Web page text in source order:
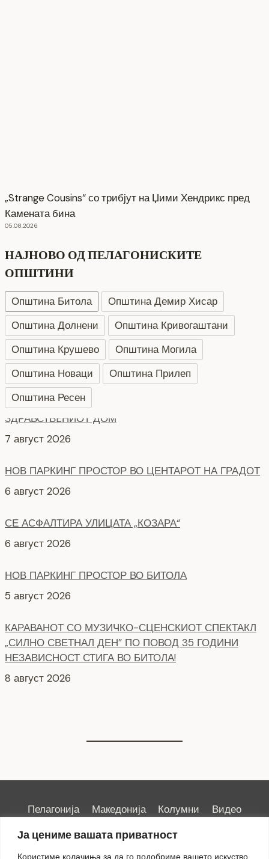
Ја цениме вашата приватност
Користиме колачиња за да го подобриме вашето искуство
„Strange Cousins“ со трибјут на Џими Хендрикс пред
Камената бина
05.08.2026
НАЈНОВО ОД ПЕЛАГОНИСКИТЕ
ОПШТИНИ
Општина Битола
Општина Демир Хисар
Општина Долнени
Општина Кривогаштани
Општина Крушево
Општина Могила
Општина Новаци
Општина Прилеп
Општина Ресен
НОВ ПАРКИНГ ПРОСТОР ВО ЦЕНТАРОТ НА ГРАДОТ
6 август 2026
СЕ АСФАЛТИРА УЛИЦАТА „КОЗАРА“
6 август 2026
НОВ ПАРКИНГ ПРОСТОР ВО БИТОЛА
5 август 2026
КАРАВАНОТ СО МУЗИЧКО-СЦЕНСКИОТ СПЕКТАКЛ
„СИЛНО СВЕТНАЛ ДЕН” ПО ПОВОД 35 ГОДИНИ
8 август 2026
СЕ АСФАЛТИРААТ УШТЕ ДВЕ УЛИЦИ КАЈ
ЗДРАВСТВEНИОТ ДОМ
Пелагонија Македонија Колумни
Видео
Емисии
Култура Здравје
Занимливости
Спорт
ИРИС